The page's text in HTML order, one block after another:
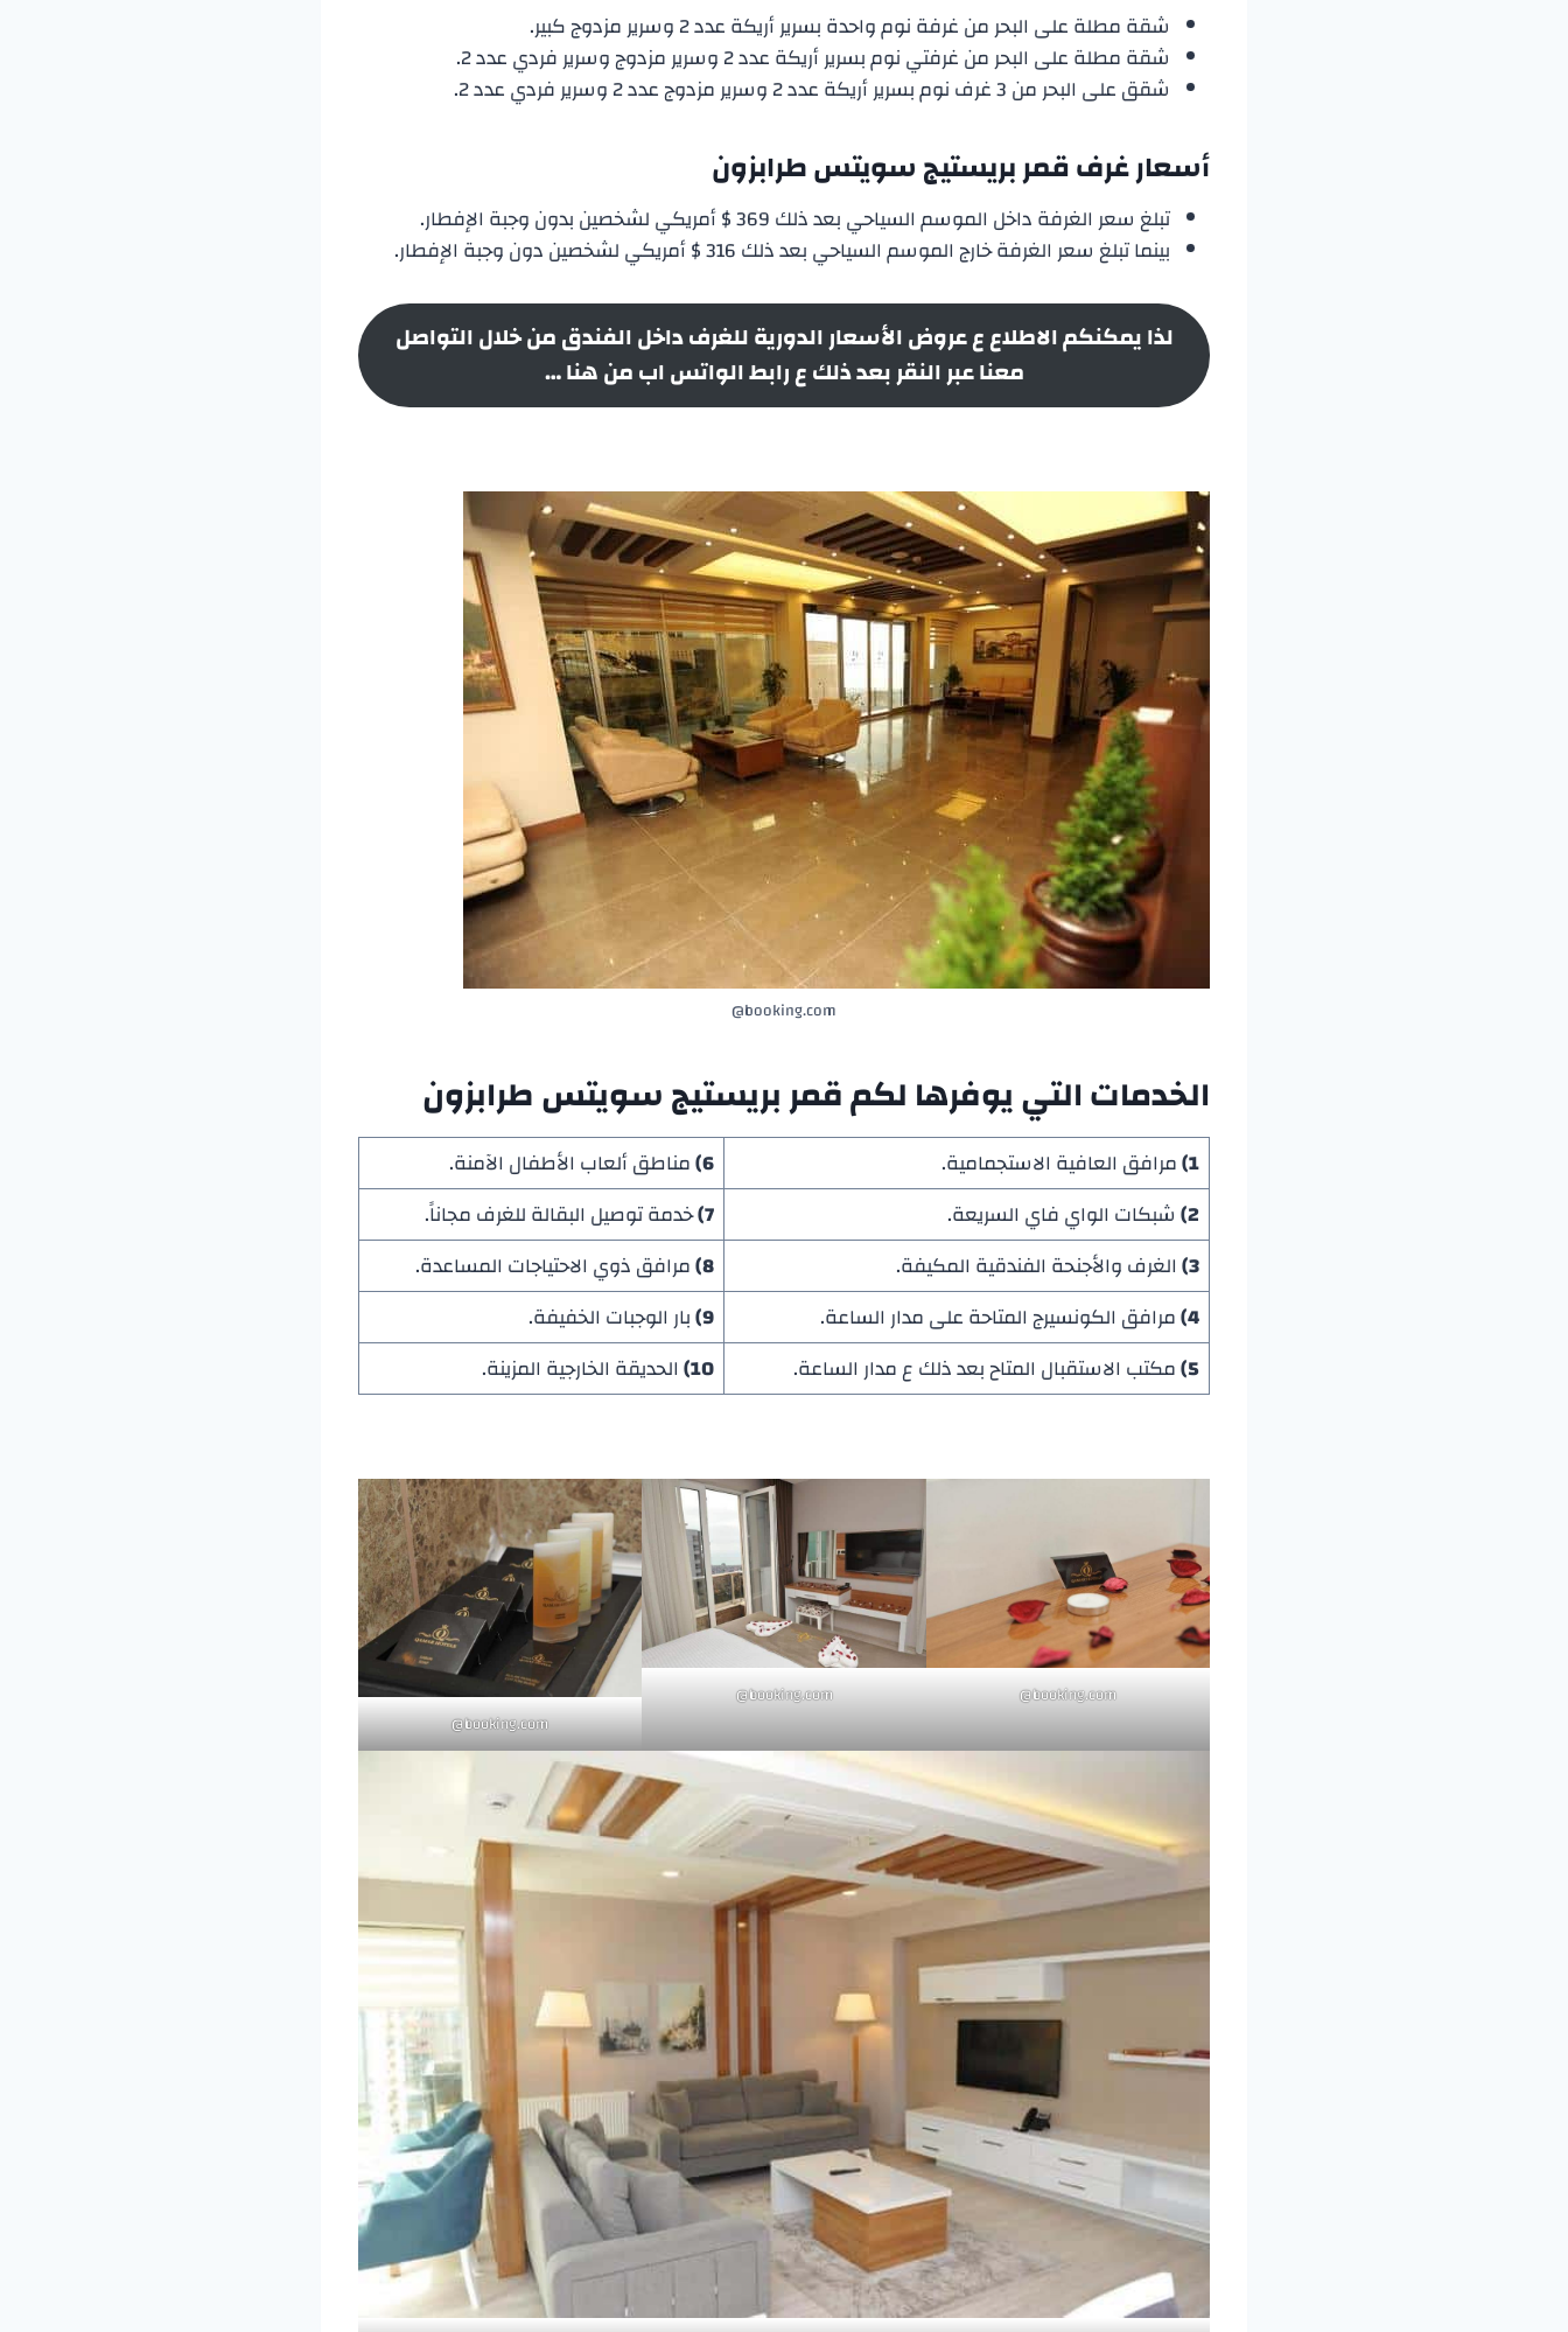
شقة مطلة على البحر من غرفة نوم واحدة بسرير أريكة عدد 2 وسرير مزدوج كبير.
شقة مطلة على البحر من غرفتي نوم بسرير أريكة عدد 2 وسرير مزدوج وسرير فردي عدد 2.
شقق على البحر من 3 غرف نوم بسرير أريكة عدد 2 وسرير مزدوج عدد 2 وسرير فردي عدد 2.
أسعار غرفقمر بريستيج سويتس طرابزون
تبلغ سعر الغرفة داخل الموسم السياحي بعد ذلك 369 $ أمريكي لشخصين بدون وجبة الإفطار.
بينما تبلغ سعر الغرفة خارج الموسم السياحي بعد ذلك 316 $ أمريكي لشخصين دون وجبة الإفطار.
لذا يمكنكم الاطلاع ع عروض الأسعار الدورية للغرف داخل الفندق من خلال التواصل
معنا عبر النقر بعد ذلك ع رابط الواتس اب من هنا …
booking.com@
الخدمات التي يوفرها لكمقمر بريستيج سويتس طرابزون
1) مرافق العافية الاستجمامية. 6) مناطق ألعاب الأطفال الآمنة.
2) شبكات الواي فاي السريعة. 7) خدمة توصيل البقالة للغرف مجاناً.
3) الغرف والأجنحة الفندقية المكيفة. 8) مرافق ذوي الاحتياجات المساعدة.
4) مرافق الكونسيرج المتاحة على مدار الساعة. 9) بار الوجبات الخفيفة.
5) مكتب الاستقبال المتاح بعد ذلك ع مدار الساعة. 10) الحديقة الخارجية المزينة.
booking.com@
booking.com@
booking.com@